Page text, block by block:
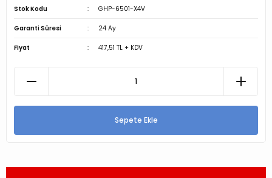
Stok Kodu GHP-6501-X4V
Garanti Süresi 24 Ay
Fiyat 417,51 TL + KDV
Sepete Ekle